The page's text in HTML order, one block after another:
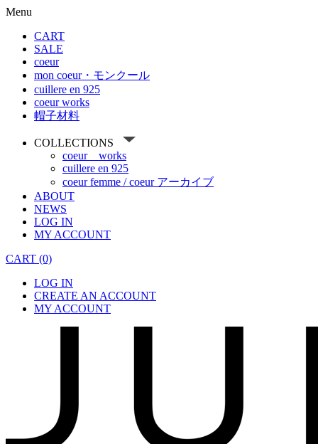
Menu
CART
SALE
coeur
mon coeur・モンクール
cuillere en 925
coeur works
帽子材料
COLLECTIONS
coeur works
cuillere en 925
coeur femme / coeur アーカイブ
ABOUT
NEWS
LOG IN
MY ACCOUNT
CART (0)
LOG IN
CREATE AN ACCOUNT
MY ACCOUNT